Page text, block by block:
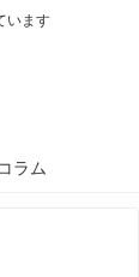
います
コラム